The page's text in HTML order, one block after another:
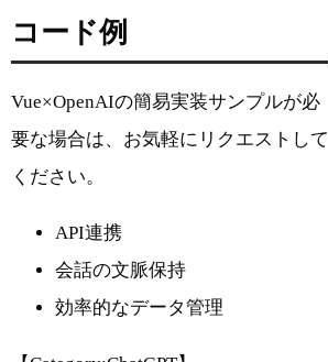
コード例
Vue×OpenAIの簡易実装サンプルが必
要な場合は、お気軽にリクエストして
ください。
API連携
会話の文脈保持
効率的なデータ管理